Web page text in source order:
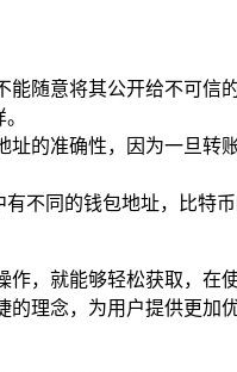
随意将其公开给不可
的准确性，因为一旦
有不同的钱包地址，比
，就能够轻松获取，
的理念，为用户提供更